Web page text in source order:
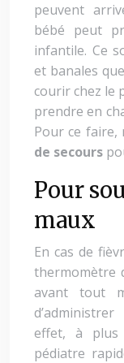
peuvent
bébé peut
infantile. Ce
et banales
courir chez le
prendre en
Pour ce faire,
de secours
Pour
maux
En cas de
thermomètre
avant tout
effet, à plus
pédiatre